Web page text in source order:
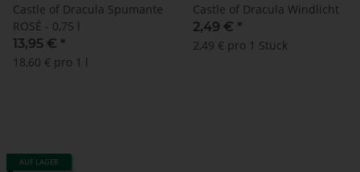
Castle of Dracula Spumante
ROSÉ - 0,75 l
13,95 € *
18,60 € pro 1 l
Castle of Dracula Windlicht
2,49 € *
2,49 € pro 1 Stück
AUF LAGER